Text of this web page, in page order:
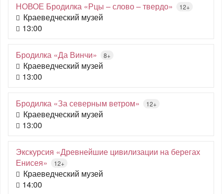
НОВОЕ Бродилка «Рцы – слово – твердо» 12+
Краеведческий музей
13:00
Бродилка «Да Винчи» 8+
Краеведческий музей
13:00
Бродилка «За северным ветром» 12+
Краеведческий музей
13:00
Экскурсия «Древнейшие цивилизации на берегах
Енисея»
12+
Краеведческий музей
14:00